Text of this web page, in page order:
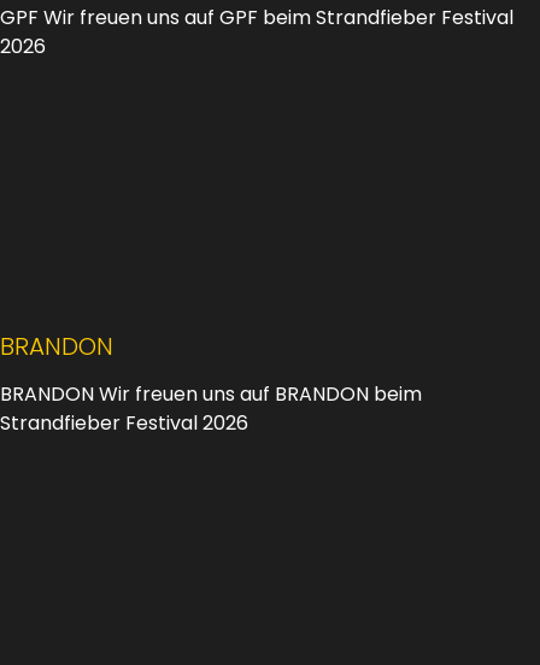
GPF Wir freuen uns auf GPF beim Strandfieber Festival
2026
BRANDON
BRANDON Wir freuen uns auf BRANDON beim
Strandfieber Festival 2026